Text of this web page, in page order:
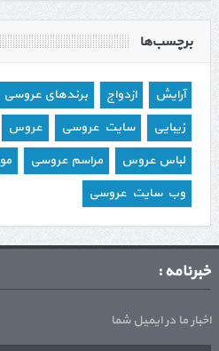
برچسب‌ها
آرایش ازدواج برندهای عروسی
زیبایی
سایت عروسی عروس
لباس عروس
مراسم عروسی مو
وب سایت عروسی
خبرنامه :
اخبار ما در ایمیل شما